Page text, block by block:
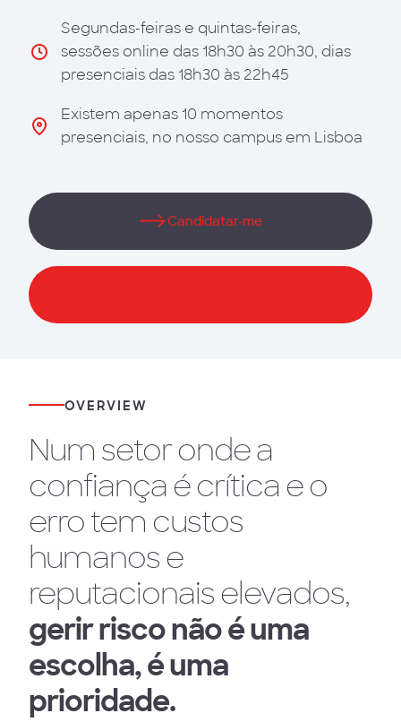
Segundas-feiras e quintas-feiras,
sessões online das 18h30 às 20h30, dias
presenciais das 18h30 às 22h45
Existem apenas 10 momentos
presenciais, no nosso campus em Lisboa
Candidatar-me
OVERVIEW
Num setor onde a
confiança é crítica e o
erro tem custos
humanos e
reputacionais elevados,
gerir risco não é uma
escolha, é uma
prioridade.